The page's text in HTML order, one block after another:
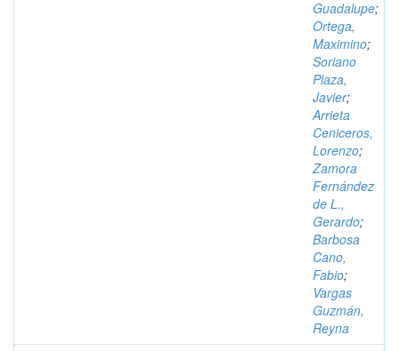
Guadalupe;
Ortega,
Maximino;
Soriano
Plaza,
Javier;
Arrieta
Ceniceros,
Lorenzo;
Zamora
Fernández
de L.,
Gerardo;
Barbosa
Cano,
Fabio;
Vargas
Guzmán,
Reyna